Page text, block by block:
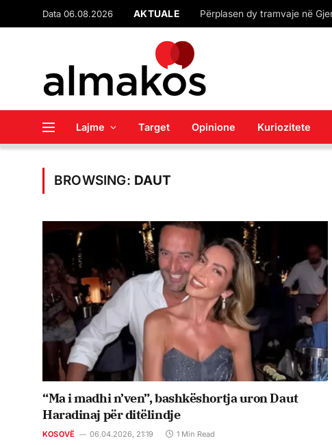
Data 06.08.2026 AKTUALE
Lajme Target Opinione Kuriozitete
BROWSING: DAUT
“Ma i madhi n’ven”, bashkëshortja uron Daut
Haradinaj për ditëlindje
KOSOVË 06.04.2026, 21:19 1 Min Read